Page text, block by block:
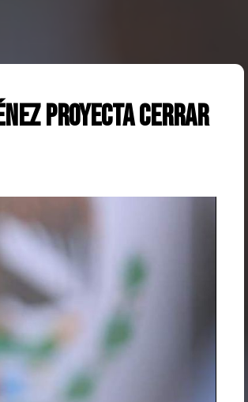
proyecta cerrar